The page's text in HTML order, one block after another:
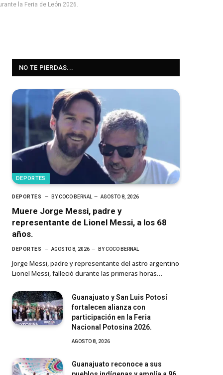
la Feria de León 2026.
NO TE PIERDAS...
DEPORTES
DEPORTES BYCOCO BERNAL AGOSTO 8, 2026
Muere Jorge Messi, padre y
representante de Lionel Messi, a los 68
años.
DEPORTES AGOSTO 8, 2026 BYCOCO BERNAL
Jorge Messi, padre y representante del astro argentino
Lionel Messi, falleció durante las primeras horas…
Guanajuato y San Luis Potosí
fortalecen alianza con
participación en la Feria
Nacional Potosina 2026.
AGOSTO 8, 2026
Guanajuato reconoce a sus